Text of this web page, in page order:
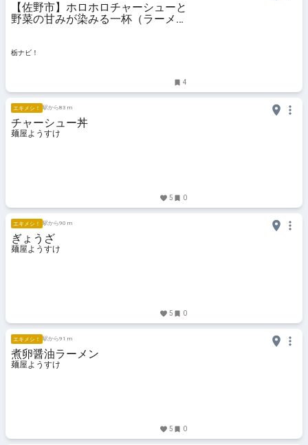
【佐野市】ホロホロチャーシューと
野菜の甘みが染みる一杯（ラーメン
栃ナビ！
4
エキメシ！ 駅から83 m
チャーシュー丼
麺屋ようすけ
5 0
エキメシ！ 駅から90 m
ぎょうざ
麺屋ようすけ
5 0
エキメシ！ 駅から91 m
煮卵醤油ラーメン
麺屋ようすけ
5 0